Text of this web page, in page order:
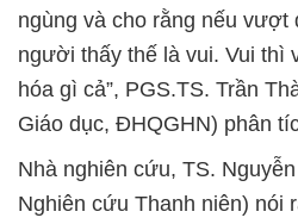
ngùng và cho rằng nếu vượt
người thấy thế là vui. Vui thì
hóa gì cả”, PGS.TS. Trần
Giáo dục, ĐHQGHN) phân
Nhà nghiên cứu, TS.
Nghiên cứu Thanh niên) nói